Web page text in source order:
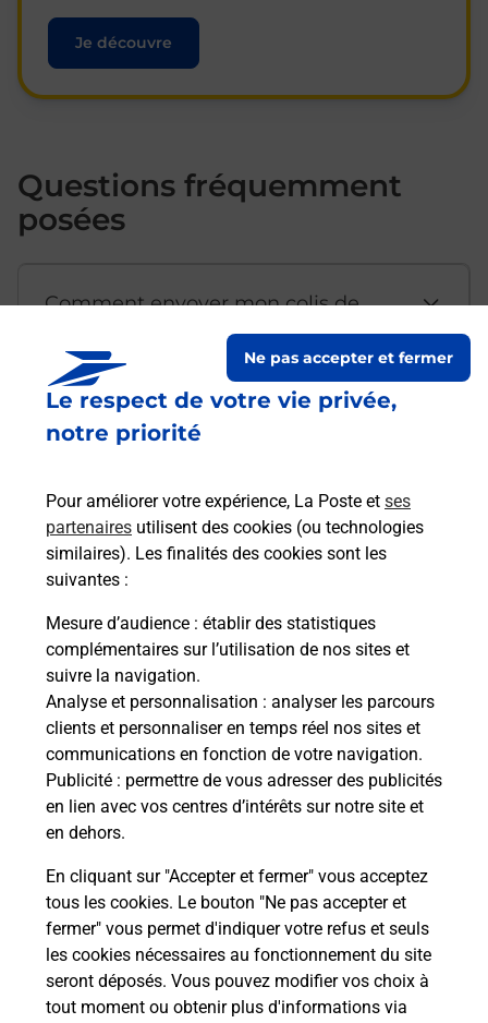
Le respect de votre vie privée,
notre priorité
Pour améliorer votre expérience, La Poste et ses
partenaires utilisent des cookies (ou technologies
similaires). Les finalités des cookies sont les
suivantes :
Mesure d’audience : établir des statistiques
complémentaires sur l’utilisation de nos sites et
suivre la navigation.
Analyse et personnalisation : analyser les parcours
clients et personnaliser en temps réel nos sites et
communications en fonction de votre navigation.
Publicité : permettre de vous adresser des publicités
en lien avec vos centres d’intérêts sur notre site et
en dehors.
En cliquant sur "Accepter et fermer" vous acceptez
tous les cookies. Le bouton "Ne pas accepter et
fermer" vous permet d'indiquer votre refus et seuls
les cookies nécessaires au fonctionnement du site
seront déposés. Vous pouvez modifier vos choix à
tout moment ou obtenir plus d'informations via
Ne pas accepter et fermer
Je découvre
Questions fréquemment
posées
Comment envoyer mon colis de
Est-il possible d’acheter un
emballage directement depuis un
Comment demander une
modification de livraison ?
Comment La Poste participe-t-elle
à votre sécurité au quotidien ?
Puis-je passer mon code de la route
avec La Poste et sous quelles
conditions ?
Localiser Liste Loir-et-Cher CHATEAUVIEUX